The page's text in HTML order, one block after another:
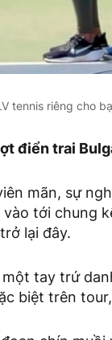
tennis riêng cho
điển trai
mãn, sự
tới chung
lại đây.
tay trứ
biệt trên